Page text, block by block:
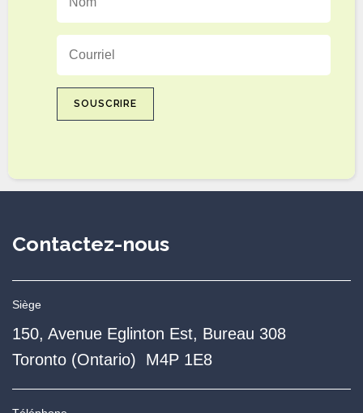
SOUSCRIRE
Contactez-nous
Siège
150, Avenue Eglinton Est, Bureau 308
Toronto (Ontario) M4P 1E8